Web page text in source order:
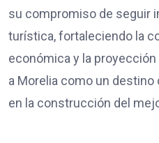
su compromiso de seguir
turística, fortaleciendo la
económica y la
a Morelia como un
en la construcción del